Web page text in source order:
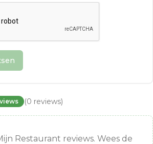
(0 reviews)
Restaurant reviews. Wees de